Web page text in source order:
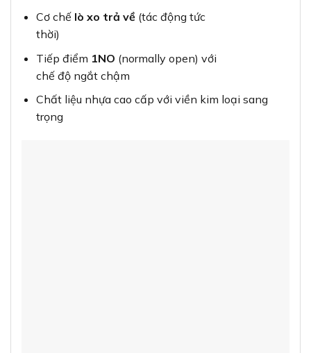
Cơ chế lò xo trả về(tác động tức
thời)
Tiếp điểm 1NO (normally open) với
chế độ ngắt chậm
Chất liệu nhựa cao cấp với viền kim loại sang
trọng